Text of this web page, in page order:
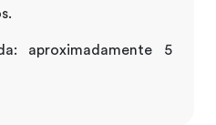
aproximadamente 5